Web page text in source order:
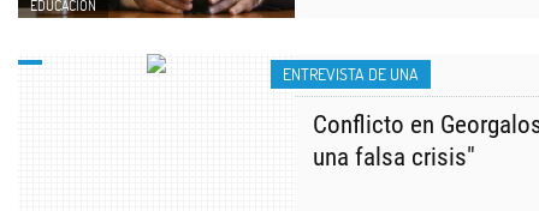
EDUCACIÓN
ENTREVISTA DE UNA
Conflicto en
una falsa crisis"